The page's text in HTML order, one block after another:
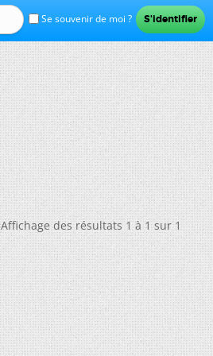
Se souvenir de moi ?
Affichage des résultats 1 à 1 sur 1